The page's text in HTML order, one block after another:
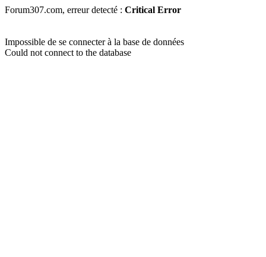
Forum307.com, erreur detecté : Critical Error
Impossible de se connecter à la base de données
Could not connect to the database